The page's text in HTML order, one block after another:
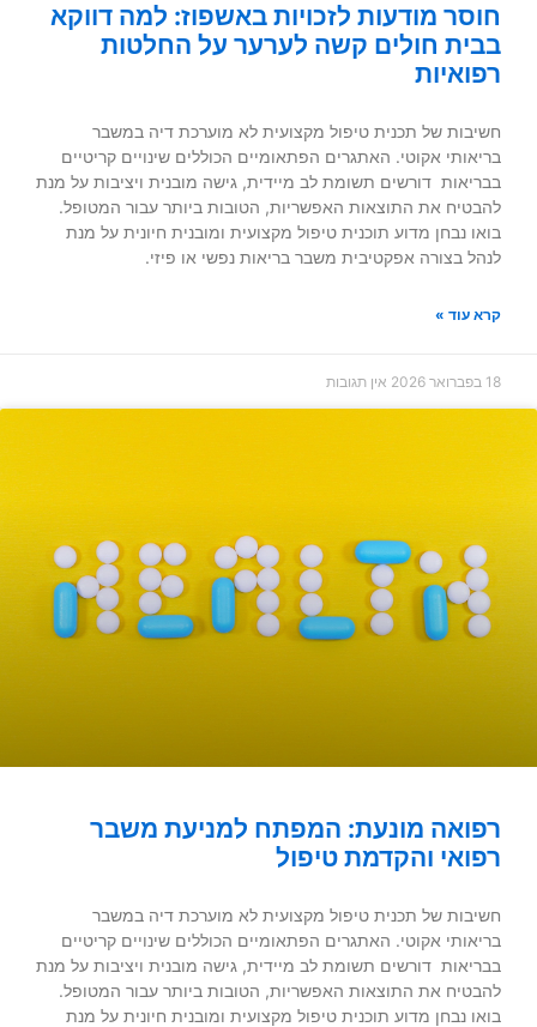
חוסר מודעות לזכויות באשפוז: למה דווקא
בבית חולים קשה לערער על החלטות
רפואיות
חשיבות של תכנית טיפול מקצועית לא מוערכת דיה במשבר
בריאותי אקוטי. האתגרים הפתאומיים הכוללים שינויים קריטיים
בבריאות דורשים תשומת לב מיידית, גישה מובנית ויציבות על מנת
להבטיח את התוצאות האפשריות, הטובות ביותר עבור המטופל.
בואו נבחן מדוע תוכנית טיפול מקצועית ומובנית חיונית על מנת
לנהל בצורה אפקטיבית משבר בריאות נפשי או פיזי.
קרא עוד »
18 בפברואר 2026 אין תגובות
רפואה מונעת: המפתח למניעת משבר
רפואי והקדמת טיפול
חשיבות של תכנית טיפול מקצועית לא מוערכת דיה במשבר
בריאותי אקוטי. האתגרים הפתאומיים הכוללים שינויים קריטיים
בבריאות דורשים תשומת לב מיידית, גישה מובנית ויציבות על מנת
להבטיח את התוצאות האפשריות, הטובות ביותר עבור המטופל.
בואו נבחן מדוע תוכנית טיפול מקצועית ומובנית חיונית על מנת